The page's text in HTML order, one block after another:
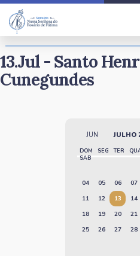
13.Jul - Santo
Cunegundes
JUN JULHO
DOM SEG TER
SAB
04
05 06 07
11
12 13 14
18
19 20 21
25
26 27 28